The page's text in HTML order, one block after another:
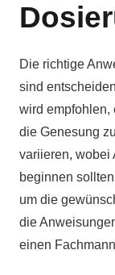
Die richtige
sind
wird empfohlen,
die Genesung
variieren, wobei
beginnen
um die
die
einen